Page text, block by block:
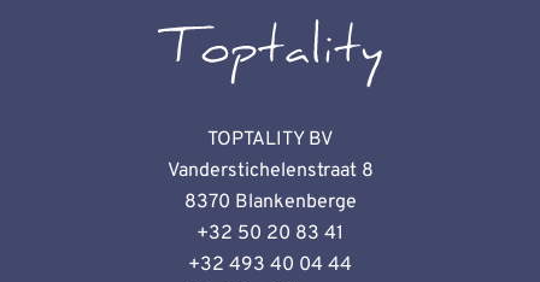
TOPTALITY BV
Vanderstichelenstraat 8
8370 Blankenberge
+32 50 20 83 41
+32 493 40 04 44